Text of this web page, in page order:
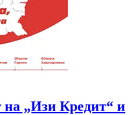
„Изи Кредит“ и